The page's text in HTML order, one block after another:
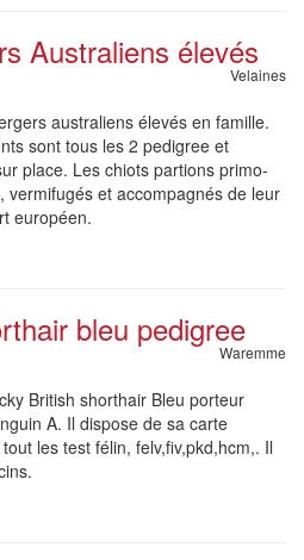
Australiens élevés
Velaines
australiens élevés en famille.
sont tous les 2 pedigree et
place. Les chiots partions primo-
vermifugés et accompagnés de leur
européen.
bleu pedigree
Waremme
British shorthair Bleu porteur
A. Il dispose de sa carte
les test félin, felv,fiv,pkd,hcm,. Il